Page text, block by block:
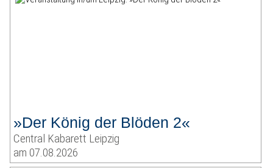
»Der König der Blöden 2«
Central Kabarett Leipzig
am 07.08.2026